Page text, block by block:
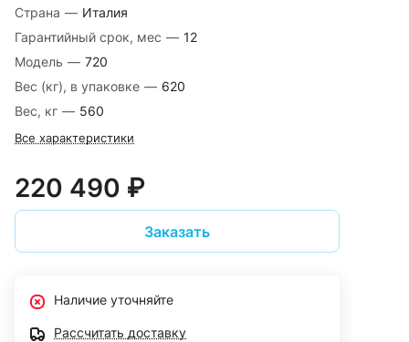
Страна — Италия
Гарантийный срок, мес — 12
Модель — 720
Вес (кг), в упаковке — 620
Вес, кг — 560
Все характеристики
220 490 ₽
Заказать
Наличие уточняйте
Рассчитать доставку